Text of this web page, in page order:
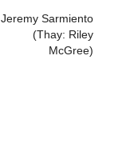
Jeremy Sarmiento
(Thay: Riley
McGree)